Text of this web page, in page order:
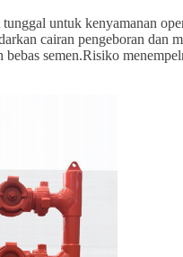
untuk kenyamanan
cairan pengeboran
semen.Risiko